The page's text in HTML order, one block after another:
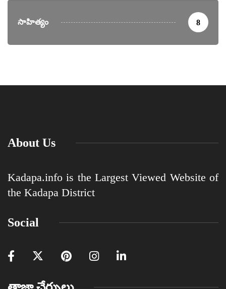
సాహిత్యం 8
About Us
Kadapa.info is the Largest Viewed Website of
the Kadapa District
Social